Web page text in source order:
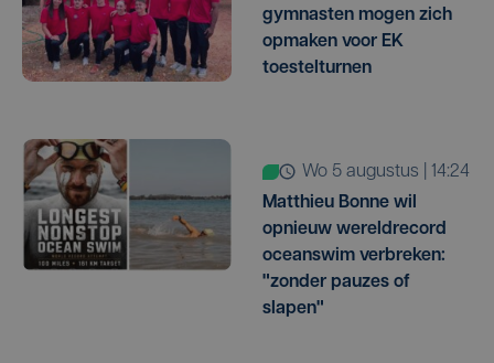
gymnasten mogen zich
opmaken voor EK
toestelturnen
wo 5 augustus | 14:24
Matthieu Bonne wil
opnieuw wereldrecord
oceanswim verbreken:
"zonder pauzes of
slapen"